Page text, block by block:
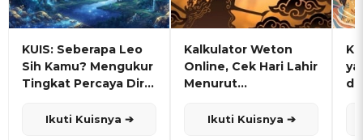
KUIS: Seberapa Leo
Sih Kamu? Mengukur
Tingkat Percaya Diri
Ikuti Kuisnya ➔
Kalkulator Weton
Online, Cek Hari Lahir
Menurut
Ikuti Kuisnya ➔